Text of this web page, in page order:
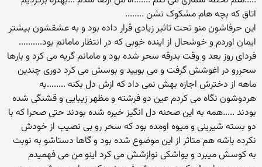
اتاق که بچه هام مشکوک نشن ........
این حرفاشون منو تحت تاثیر زیادی قرار داده بود و به عشقشون بیشتر
ایمان اوردم و خوشحال از اینده خوبی که در انتظار مامانم بود..........
فردای روز بعد و وقت بدرقه سحر شده بود و مامانم گریه می کرد و بارها
سحررو در اغوشش گرفت و می بویید و بوسش می کرد دوری چندین
ماهه از دخترش اجازه بهش نمی داد که ازش دل بکنه ........به
هردوشون نگاه می کردم عین دو فرشته و مظهر زیبایی و قشنگی شده
بودند .....همه به این صحنه دل انگیز خیره شده بودند حتی صحرا که با
دو بسته شیرینی و میوه اومده بود که سحر رو بی نصیب از خودش
نکرده باشه هم متاثر از این موضوع شده بود و گاها دستاشو به نوبت
به کوسش میبرد و یواشکی نوازشش می کرد اینو من می فهمیدم